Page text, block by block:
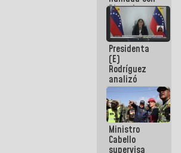
Dinorah
Figuera y
acuerdan
primer
encuentro
presencial
para el
diálogo
Presidenta
(E)
Rodríguez
analizó
junto a
gobernadores
planes de
recuperación
del Sistema
Eléctrico
Ministro
Cabello
supervisa